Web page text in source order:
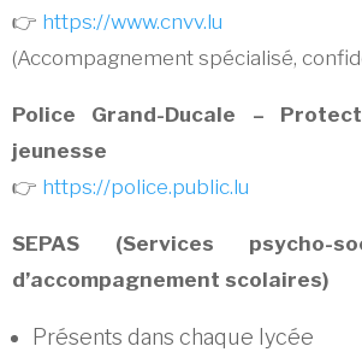
👉 https://www.cnvv.lu
(Accompagnement spécialisé,
Police Grand-Ducale –
jeunesse
👉 https://police.public.lu
SEPAS (Services psycho-
d’accompagnement scolaires)
Présents dans chaque lycée